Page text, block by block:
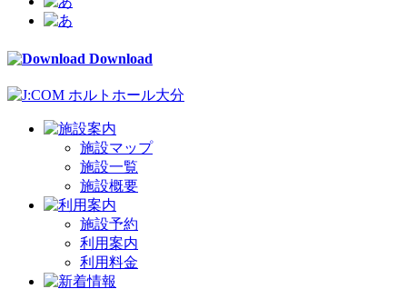
Download
施設マップ
施設一覧
施設概要
施設予約
利用案内
利用料金